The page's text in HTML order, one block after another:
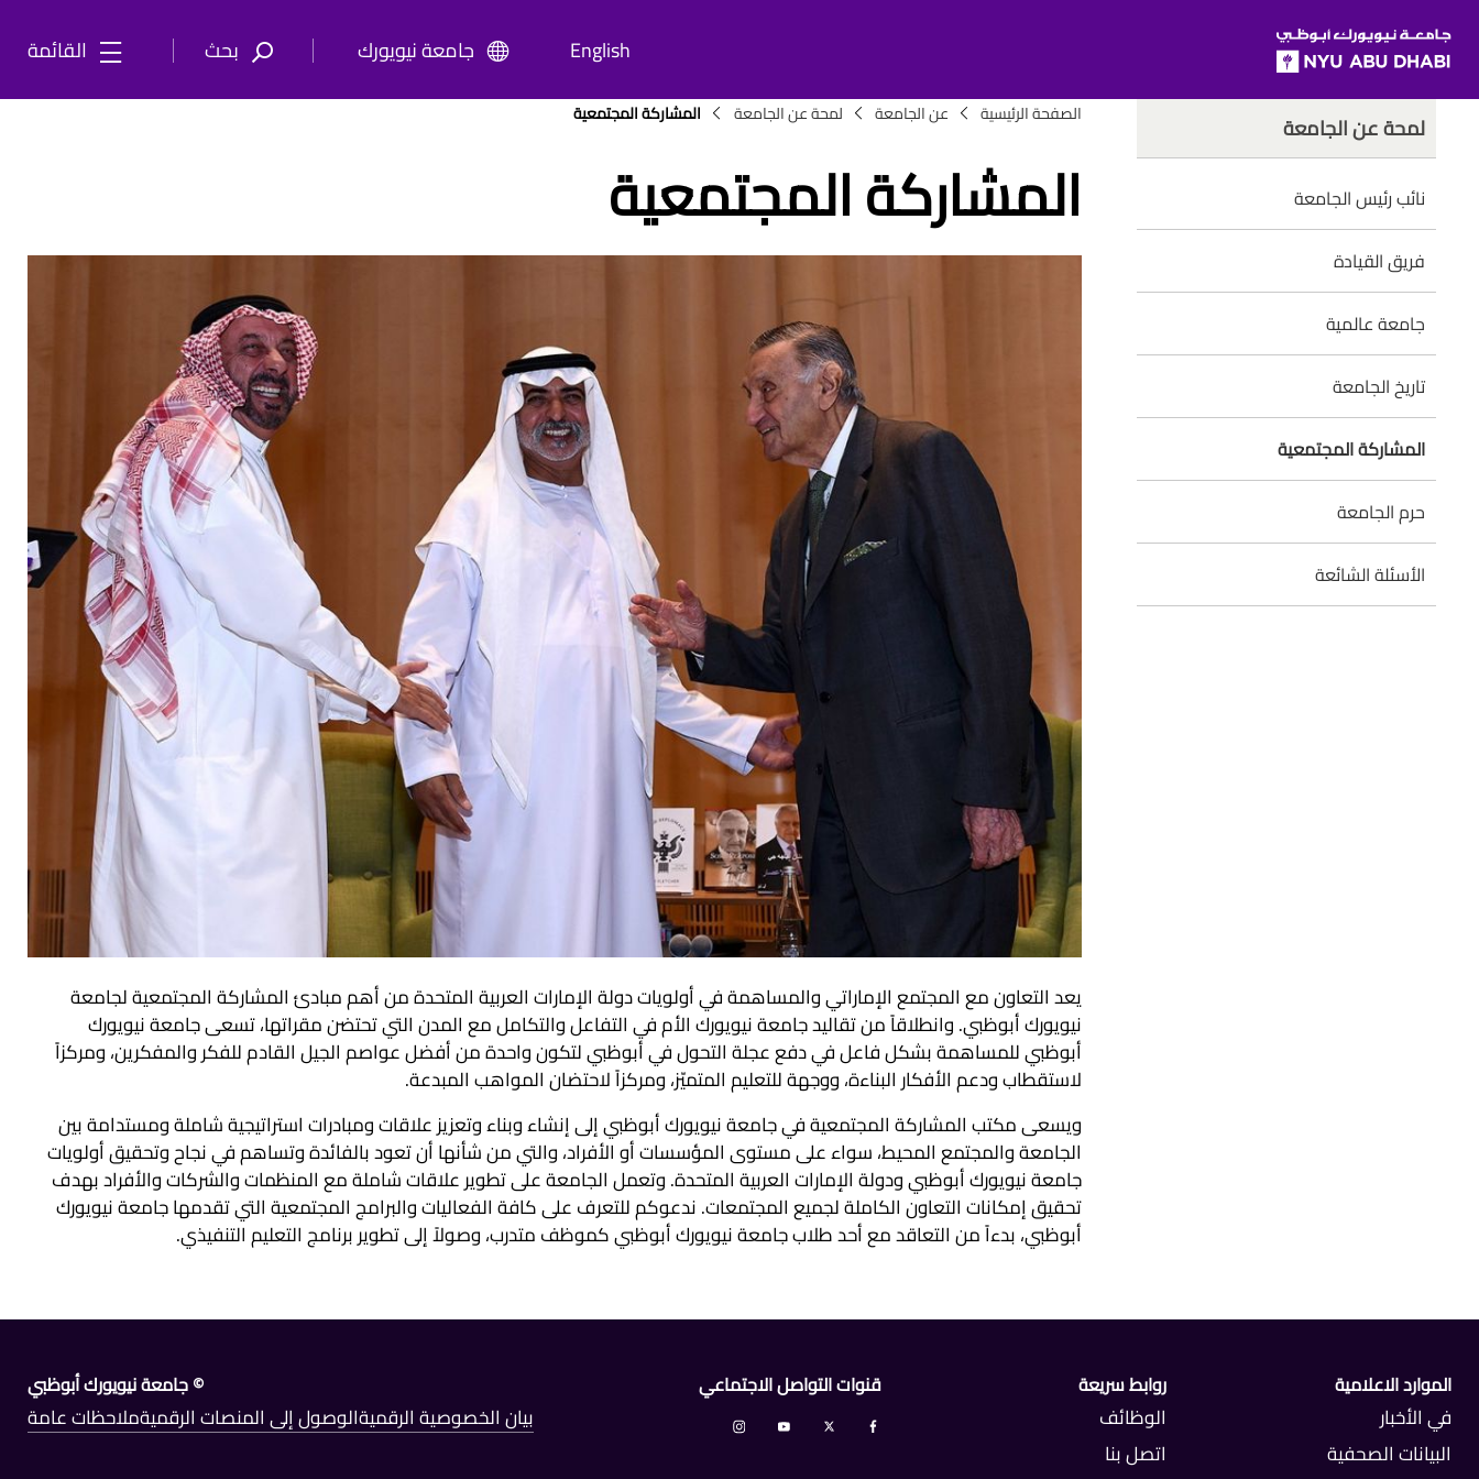
SKIP TO ALL NYU NAVIGATION
SKIP TO MAIN CONTENT
English جامعة نيويورك بحث القائمة
Child
Pages
لمحة عن الجامعة
نائب رئيس الجامعة
فريق القيادة
جامعة عالمية
تاريخ الجامعة
المشاركة المجتمعية
حرم الجامعة
الأسئلة الشائعة
Breadcrumbs
الصفحة الرئيسية عن الجامعة لمحة عن الجامعة المشاركة المجتمعية
المشاركة المجتمعية
يعد التعاون مع المجتمع الإماراتي والمساهمة في أولويات دولة الإمارات العربية المتحدة من أهم مبادئ المشاركة المجتمعية لجامعة
نيويورك أبوظبي. وانطلاقاً من تقاليد جامعة نيويورك الأم في التفاعل والتكامل مع المدن التي تحتضن مقراتها، تسعى جامعة نيويورك
أبوظبي للمساهمة بشكل فاعل في دفع عجلة التحول في أبوظبي لتكون واحدة من أفضل عواصم الجيل القادم للفكر والمفكرين، ومركزاً
لاستقطاب ودعم الأفكار البناءة، ووجهة للتعليم المتميّز، ومركزاً لاحتضان المواهب المبدعة.
ويسعى مكتب المشاركة المجتمعية في جامعة نيويورك أبوظبي إلى إنشاء وبناء وتعزيز علاقات ومبادرات استراتيجية شاملة ومستدامة بين
الجامعة والمجتمع المحيط، سواء على مستوى المؤسسات أو الأفراد، والتي من شأنها أن تعود بالفائدة وتساهم في نجاح وتحقيق أولويات
جامعة نيويورك أبوظبي ودولة الإمارات العربية المتحدة. وتعمل الجامعة على تطوير علاقات شاملة مع المنظمات والشركات والأفراد بهدف
تحقيق إمكانات التعاون الكاملة لجميع المجتمعات. ندعوكم للتعرف على كافة الفعاليات والبرامج المجتمعية التي تقدمها جامعة نيويورك
أبوظبي، بدءاً من التعاقد مع أحد طلاب جامعة نيويورك أبوظبي كموظف متدرب، وصولاً إلى تطوير برنامج التعليم التنفيذي.
الموارد الاعلامية
في الأخبار
البيانات الصحفية
روابط سريعة
الوظائف
اتصل بنا
قنوات التواصل الاجتماعي © جامعة نيويورك أبوظبي
بيان الخصوصية الرقميةالوصول إلى المنصات الرقميةملاحظات عامة